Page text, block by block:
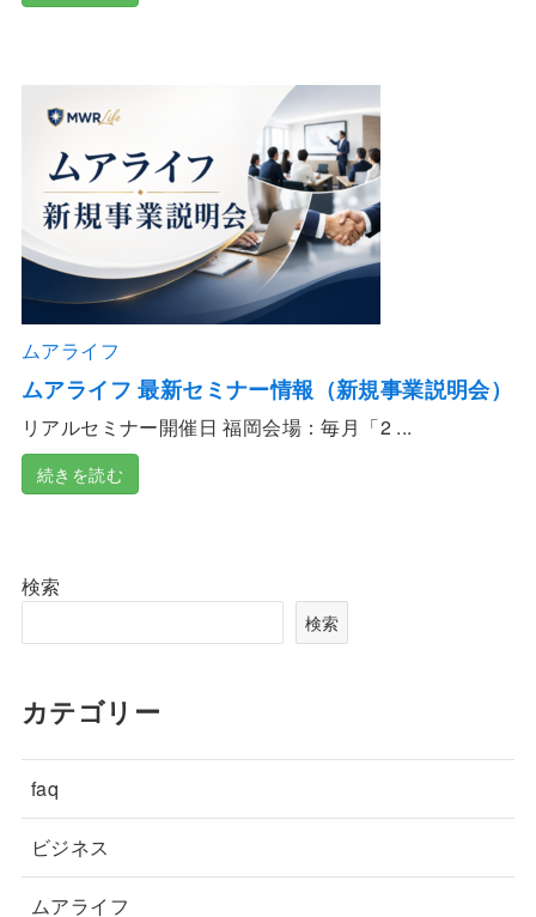
ムアライフ
ムアライフ 最新セミナー情報（新規事業説明会）
リアルセミナー開催日 福岡会場：毎月「2 ...
続きを読む
検索
検索
カテゴリー
faq
ビジネス
ムアライフ